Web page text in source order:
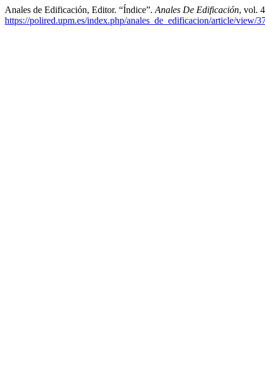
Anales de Edificación, Editor. “Índice”. Anales De Edificación, vol.
https://polired.upm.es/index.php/anales_de_edificacion/article/view/